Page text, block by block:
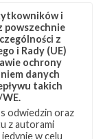
Blue Origin.
było
lecz w
transzę
koszty ocen
dyskusje
i
powszechnie
z
i Rady (UE)
ochrony
danych
takich
odwiedzin oraz
z autorami
w celu